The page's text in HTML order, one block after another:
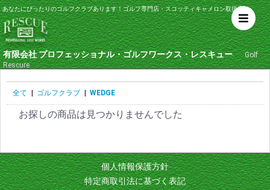
あなたにぴったりのゴルフクラブあります！ゴルフ専門店・スコッティキャメロン取扱店
有限会社 プロフェッショナル・ゴルフワークス・レスキュー
Golf
Rescure
全て ゴルフクラブ WEDGE
お探しの商品は見つかりませんでした
個人情報保護方針
特定商取引法に基づく表記